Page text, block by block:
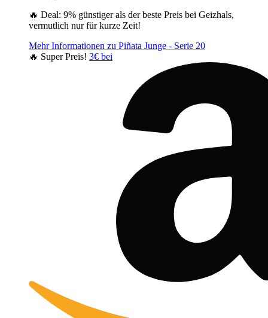
🔥 Deal: 9% günstiger als der beste Preis bei Geizhals,
vermutlich nur für kurze Zeit!
Mehr Informationen zu Piñata Junge - Serie 20
🔥 Super Preis! 3€ bei